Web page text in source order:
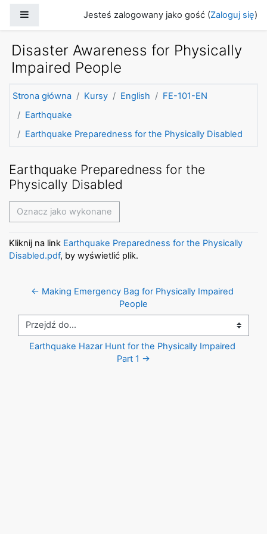
Panel bocznyJesteś zalogowany jako gość (Zaloguj się)
Disaster Awareness for Physically
Impaired People
Strona główna Kursy English
FE-101-EN
Earthquake
Earthquake Preparedness for the Physically Disabled
Earthquake Preparedness for the
Physically Disabled
Oznacz jako wykonane
Kliknij na link Earthquake Preparedness for the Physically
Disabled.pdf, by wyświetlić plik.
← Making Emergency Bag for Physically Impaired
People
Przejdź do...
Earthquake Hazar Hunt for the Physically Impaired
Part 1 →